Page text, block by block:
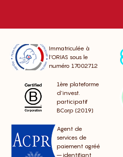
Immatriculée à
l’ORIAS sous le
numéro 17002712
1ère plateforme
d’invest.
participatif
BCorp (2019)
Agent de
services de
paiement agréé
– identifiant